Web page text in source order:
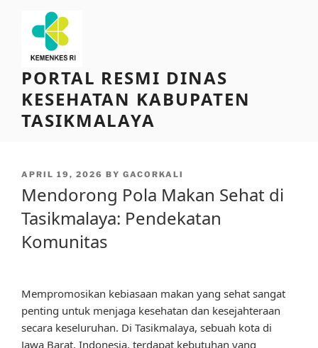
content
PORTAL RESMI DINAS
KESEHATAN KABUPATEN
TASIKMALAYA
POSTED
APRIL 19, 2026 BY GACORKALI
Mendorong Pola Makan Sehat di
Tasikmalaya: Pendekatan
Komunitas
Mempromosikan kebiasaan makan yang sehat sangat
penting untuk menjaga kesehatan dan kesejahteraan
secara keseluruhan. Di Tasikmalaya, sebuah kota di
Jawa Barat, Indonesia, terdapat kebutuhan yang